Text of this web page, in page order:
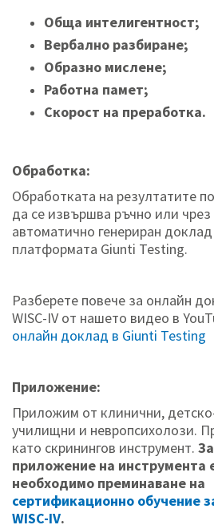
Обща интелигентност;
Вербално разбиране;
Образно мислене;
Работна памет;
Скорост на преработка.
Обработка:
Обработката на резултатите
да се извършва ръчно или чрез
автоматично генериран
платформата Giunti Testing.
Разберете повече за онлайн
WISC-IV от нашето видео в
онлайн доклад в Giunti Testing
Приложeние:
Приложим от клинични,
училищни и невропсихолози.
като скринингов инструмент. За
приложение на инструмента
необходимо преминаване на
сертификационно обучение
WISC-IV.